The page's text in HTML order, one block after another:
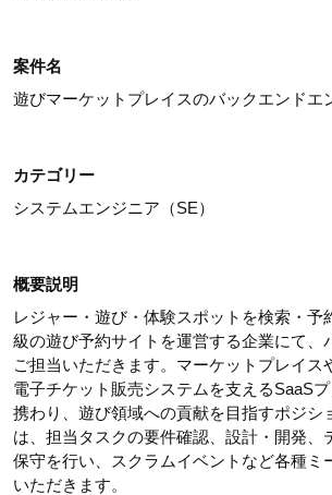
案件名
遊びマーケットプレイスのバックエンドエ
カテゴリー
システムエンジニア（SE）
概要説明
レジャー・遊び・体験スポットを検索・予
級の遊び予約サイトを運営する企業にて、
ご担当いただきます。マーケットプレイス
電子チケット販売システムを支えるSaaS
携わり、遊び領域への貢献を目指すポジシ
は、担当タスクの要件確認、設計・開発、
保守を行い、スクラムイベントなど各種ミ
いただきます。